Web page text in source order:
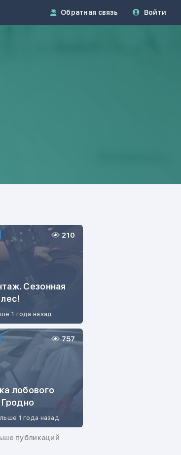
Обратная связь Войти
Сезонная
1 года назад
210
лобового
Гродно
1 года назад
757
публикаций